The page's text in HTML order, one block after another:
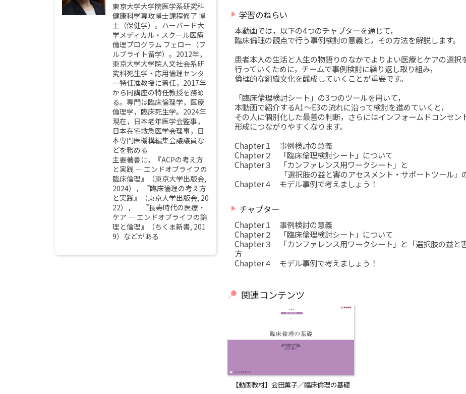
play_arrow 学習のねらい
本動画では，以下の4つのチャプターを通じて，
臨床倫理の観点で行う事例検討の意義と，その方法を解説します。
患者本人の生活と人生の物語りのなかでよりよい医療とケアの選択
行っていくために，チームで事例検討に繰り返し取り組み，
倫理的な組織文化を醸成していくことが重要です。
「臨床倫理検討シート」の3つのツールを用いて，
本動画で紹介するA1～E3の流れに沿って検討を進めていくと，
その人に個別化した最善の判断，さらにはインフォームドコンセン
形成につながりやすくなります。
Chapter１ 事例検討の意義
Chapter２ 「臨床倫理検討シート」について
Chapter３ 「カンファレンス用ワークシート」と
「選択肢の益と害のアセスメント・サポートツール」
Chapter４ モデル事例で考えましょう！
play_arrow チャプター
Chapter１ 事例検討の意義
Chapter２ 「臨床倫理検討シート」について
Chapter３ 「カンファレンス用ワークシート」と「選択肢の益と
方
Chapter４ モデル事例で考えましょう！
line_end_circle関連コンテンツ
【動画教材】会田薫子／臨床倫理の基礎
東京大学大学院医学系研究科
健康科学専攻博士課程修了 博
士（保健学）。ハーバード大
学メディカル・スクール医療
倫理プログラム フェロー（フ
ルブライト留学）。2012年，
東京大学大学院人文社会系研
究科死生学・応用倫理センタ
ー特任准教授に着任，2017年
から同講座の特任教授を務め
る。専門は臨床倫理学，医療
倫理学，臨床死生学。2024年
現在，日本老年医学会監事，
日本在宅救急医学会理事，日
本専門医機構編集会議議員な
どを務める
主要著書に，『ACPの考え方
と実践 ― エンドオブライフの
臨床倫理』（東京大学出版会,
2024），『臨床倫理の考え方
と実践』（東京大学出版会, 20
22）， 『長寿時代の医療・
ケア ― エンドオブライフの論
理と倫理』（ちくま新書, 201
9）などがある